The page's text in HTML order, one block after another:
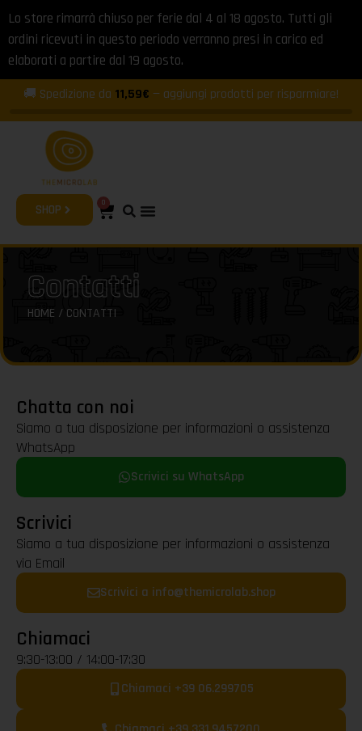
Lo store rimarrà chiuso per ferie dal 4 al 18 agosto. Tutti gli
ordini ricevuti in questo periodo verranno presi in carico ed
elaborati a partire dal 19 agosto.
🚚 Spedizione da 11,59€ — aggiungi prodotti per risparmiare!
SHOP 0
Contatti
HOME / CONTATTI
Chatta con noi
Siamo a tua disposizione per informazioni o assistenza
WhatsApp
Scrivici su WhatsApp
Scrivici
Siamo a tua disposizione per informazioni o assistenza
via Email
Scrivici a info@themicrolab.shop
Chiamaci
9:30-13:00 / 14:00-17:30
Chiamaci +39 06.299705